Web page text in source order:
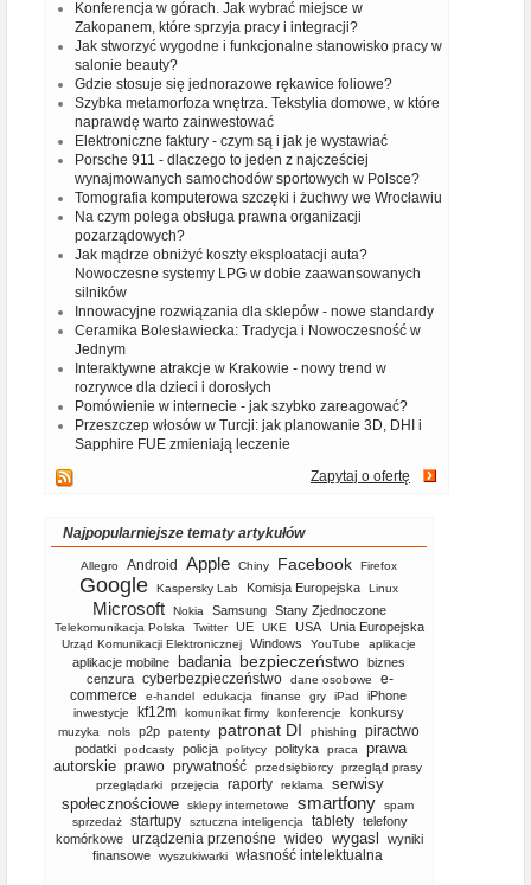
Konferencja w górach. Jak wybrać miejsce w
Zakopanem, które sprzyja pracy i integracji?
Jak stworzyć wygodne i funkcjonalne stanowisko pracy w
salonie beauty?
Gdzie stosuje się jednorazowe rękawice foliowe?
Szybka metamorfoza wnętrza. Tekstylia domowe, w które
naprawdę warto zainwestować
Elektroniczne faktury - czym są i jak je wystawiać
Porsche 911 - dlaczego to jeden z najcześciej
wynajmowanych samochodów sportowych w Polsce?
Tomografia komputerowa szczęki i żuchwy we Wrocławiu
Na czym polega obsługa prawna organizacji
pozarządowych?
Jak mądrze obniżyć koszty eksploatacji auta?
Nowoczesne systemy LPG w dobie zaawansowanych
silników
Innowacyjne rozwiązania dla sklepów - nowe standardy
Ceramika Bolesławiecka: Tradycja i Nowoczesność w
Jednym
Interaktywne atrakcje w Krakowie - nowy trend w
rozrywce dla dzieci i dorosłych
Pomówienie w internecie - jak szybko zareagować?
Przeszczep włosów w Turcji: jak planowanie 3D, DHI i
Sapphire FUE zmieniają leczenie
Zapytaj o ofertę
Najpopularniejsze tematy artykułów
Allegro Android Apple Chiny Facebook Firefox
Google Kaspersky Lab Komisja Europejska Linux
Microsoft Nokia Samsung Stany Zjednoczone
Telekomunikacja Polska Twitter UE UKE USA Unia Europejska
Urząd Komunikacji Elektronicznej Windows YouTube aplikacje
aplikacje mobilne badania bezpieczeństwo biznes
cenzura cyberbezpieczeństwo dane osobowe
e-
commerce
e-handel edukacja finanse gry iPad iPhone
inwestycje kf12m komunikat firmy konferencje konkursy
muzyka nols p2p patenty patronat DI phishing piractwo
podatki podcasty policja politycy polityka praca
prawa
autorskie prawo prywatność przedsiębiorcy
przegląd prasy
przeglądarki
przejęcia raporty reklama
serwisy
społecznościowe
sklepy internetowe smartfony
spam
sprzedaż
startupy sztuczna inteligencja tablety telefony
komórkowe
urządzenia przenośne wideo wygasl
wyniki
finansowe
wyszukiwarki własność intelektualna